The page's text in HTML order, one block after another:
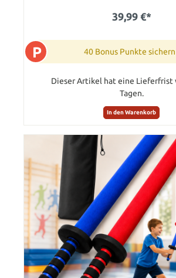
39,99 €*
P 40 Bonus Punkte sichern
Dieser Artikel hat eine Lieferfrist
Tagen.
In den Warenkorb